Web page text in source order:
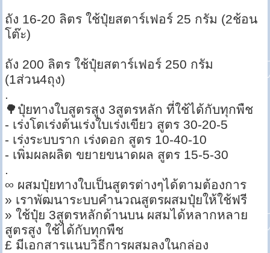
ถัง 16-20 ลิตร ใช้ปุ๋ยสตาร์เฟอร์ 25 กรัม (2ช้อน
โต๊ะ)
ถัง 200 ลิตร ใช้ปุ๋ยสตาร์เฟอร์ 250 กรัม
(1ส่วน4ถุง)
.
🌳ปุ๋ยทางใบสูตรสูง 3สูตรหลัก ที่ใช้ได้กับทุกพืช
- เร่งโตเร่งต้นเร่งใบเร่งเขียว สูตร 30-20-5
- เร่งระบบราก เร่งดอก สูตร 10-40-10
- เพิ่มผลผลิต ขยายขนาดผล สูตร 15-5-30
.
∞ ผสมปุ๋ยทางใบเป็นสูตรต่างๆได้ตามต้องการ
» เราพัฒนาระบบคำนวณสูตรผสมปุ๋ยให้ใช้ฟรี
» ใช้ปุ๋ย 3สูตรหลักด้านบน ผสมได้หลากหลาย
สูตรสูง ใช้ได้กับทุกพืช
£ มีเอกสารแนบวิธีการผสมลงในกล่อง